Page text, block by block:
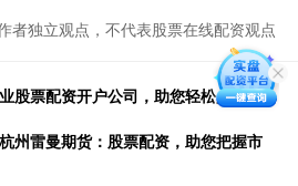
者独立观点，不代表股票在线配资观点
股票配资开户公司，助您轻松入市
州雷曼期货：股票配资，助您把握市